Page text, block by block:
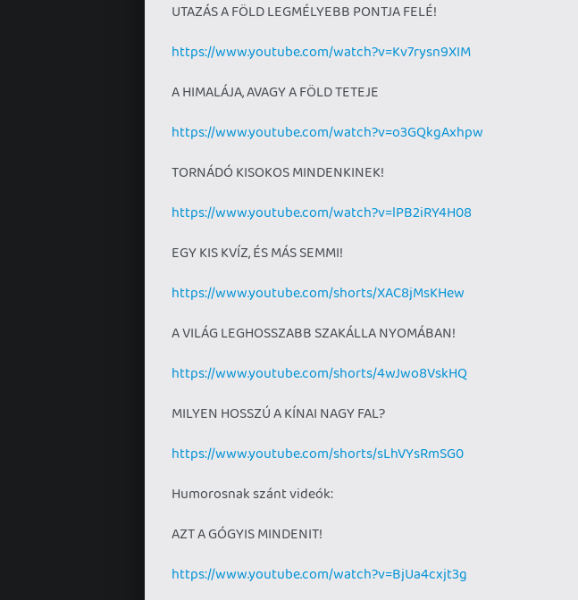
UTAZÁS A FÖLD LEGMÉLYEBB PONTJA FELÉ!
https://www.youtube.com/watch?v=Kv7rysn9XIM
A HIMALÁJA, AVAGY A FÖLD TETEJE
https://www.youtube.com/watch?v=o3GQkgAxhpw
TORNÁDÓ KISOKOS MINDENKINEK!
https://www.youtube.com/watch?v=lPB2iRY4H08
EGY KIS KVÍZ, ÉS MÁS SEMMI!
https://www.youtube.com/shorts/XAC8jMsKHew
A VILÁG LEGHOSSZABB SZAKÁLLA NYOMÁBAN!
https://www.youtube.com/shorts/4wJwo8VskHQ
MILYEN HOSSZÚ A KÍNAI NAGY FAL?
https://www.youtube.com/shorts/sLhVYsRmSG0
Humorosnak szánt videók:
AZT A GÓGYIS MINDENIT!
https://www.youtube.com/watch?v=BjUa4cxjt3g